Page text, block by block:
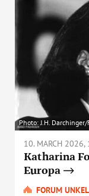
Photo: J.H. Darchinger/
10. MARCH 2026,
Katharina
Europa
FORUM UNKEL